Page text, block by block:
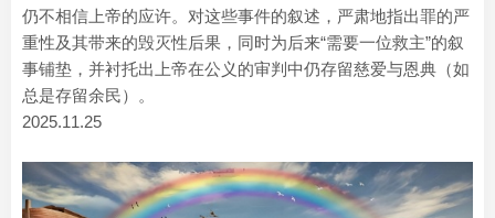
仍不相信上帝的应许。对这些事件的叙述，严肃地指出罪的严
重性及其带来的毁灭性后果，同时为后来“需要一位救主”的叙
事铺垫，并衬托出上帝在公义的审判中仍存留慈爱与恩典（如
总是存留余民）。
2025.11.25